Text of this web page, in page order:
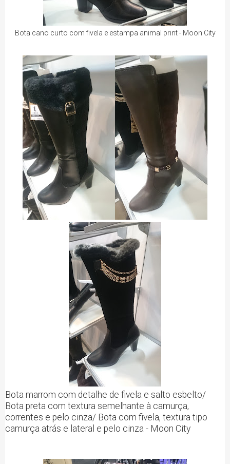
Bota cano curto com fivela e estampa animal print - Moon City
Bota marrom com detalhe de fivela e salto esbelto/
Bota preta com textura semelhante à camurça,
correntes e pelo cinza/ Bota com fivela, textura tipo
camurça atrás e lateral e pelo cinza - Moon City